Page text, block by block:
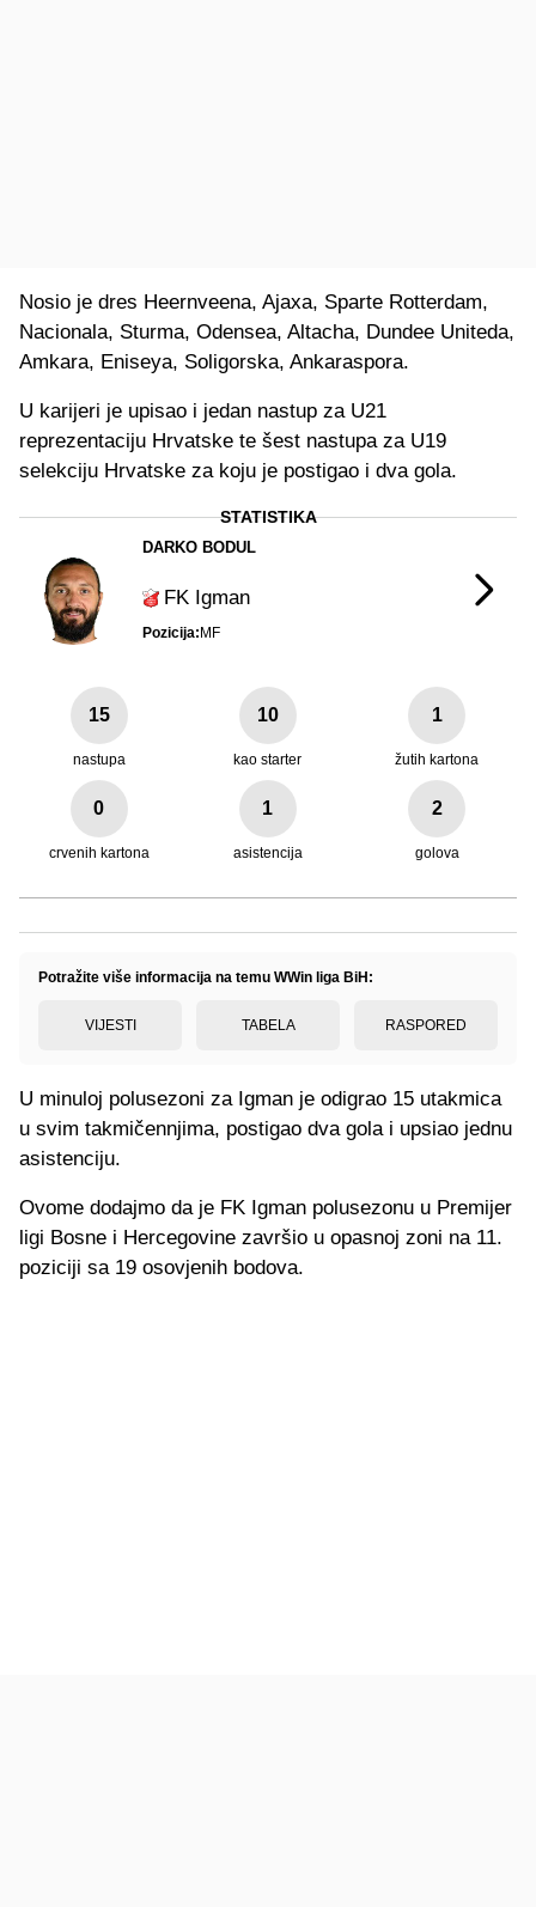
Nosio je dres Heernveena, Ajaxa, Sparte Rotterdam,
Nacionala, Sturma, Odensea, Altacha, Dundee Uniteda,
Amkara, Eniseya, Soligorska, Ankaraspora.
U karijeri je upisao i jedan nastup za U21
reprezentaciju Hrvatske te šest nastupa za U19
selekciju Hrvatske za koju je postigao i dva gola.
DARKO BODUL
FK Igman
Pozicija: MF
STATISTIKA
15
nastupa
10
kao starter
1
žutih kartona
0
crvenih kartona
1
asistencija
2
golova
Potražite više informacija na temu WWin liga BiH:
VIJESTI TABELA RASPORED
U minuloj polusezoni za Igman je odigrao 15 utakmica
u svim takmičennjima, postigao dva gola i upsiao jednu
asistenciju.
Ovome dodajmo da je FK Igman polusezonu u Premijer
ligi Bosne i Hercegovine završio u opasnoj zoni na 11.
poziciji sa 19 osovjenih bodova.